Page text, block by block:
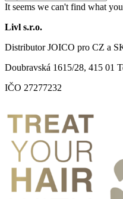
It seems we can't find what
Livl s.r.o.
Distributor JOICO pro CZ a
Doubravská 1615/28, 415 01
IČO 27277232